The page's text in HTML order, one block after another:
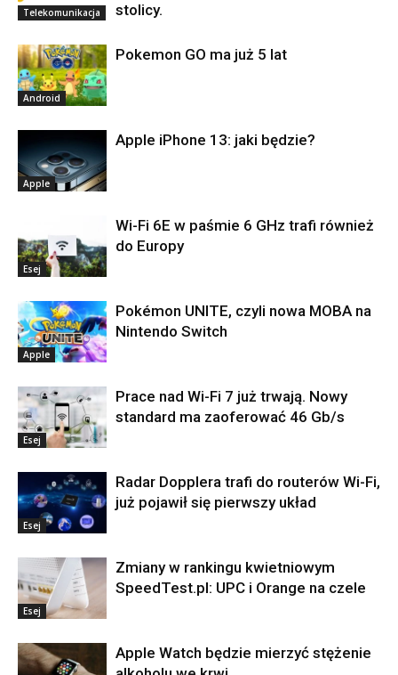
Telekomunikacja
stolicy.
Android
Pokemon GO ma już 5 lat
Apple
Apple iPhone 13: jaki będzie?
Esej
Wi-Fi 6E w paśmie 6 GHz trafi również
do Europy
Apple
Pokémon UNITE, czyli nowa MOBA na
Nintendo Switch
Esej
Prace nad Wi-Fi 7 już trwają. Nowy
standard ma zaoferować 46 Gb/s
Esej
Radar Dopplera trafi do routerów Wi-Fi,
już pojawił się pierwszy układ
Esej
Zmiany w rankingu kwietniowym
SpeedTest.pl: UPC i Orange na czele
Apple Watch będzie mierzyć stężenie